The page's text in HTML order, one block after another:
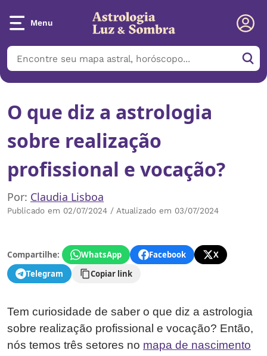
Menu
O que diz a astrologia
sobre realização
profissional e vocação?
Por: Claudia Lisboa
Publicado em 02/07/2024 / Atualizado em 03/07/2024
Compartilhe: WhatsApp Facebook
X
Telegram
Copiar link
Tem curiosidade de saber o que diz a astrologia
sobre realização profissional e vocação? Então,
nós temos três setores no mapa de nascimento